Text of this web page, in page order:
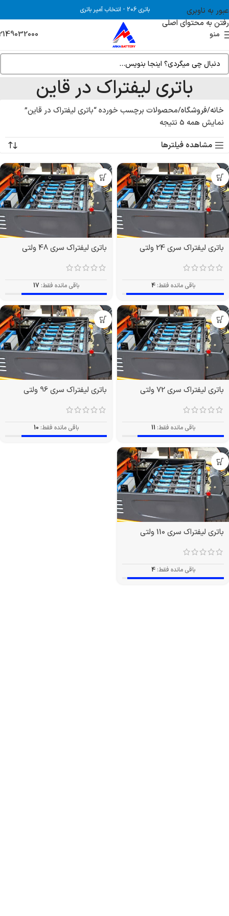
عبور به ناوبری
رفتن به محتوای اصلی
باتری 206 - انتخاب آمپر باتری
منو
باتری لیفتراک در قاین
خانه فروشگاه محصولات برچسب خورده “باتری لیفتراک در قاین”
نمایش همه 5 نتیجه
مشاهده فیلترها
باتری لیفتراک سری 24 ولتی
باقی مانده فقط: 4
باتری لیفتراک سری 48 ولتی
باقی مانده فقط: 17
باتری لیفتراک سری 72 ولتی
باقی مانده فقط: 11
باتری لیفتراک سری 96 ولتی
باقی مانده فقط: 10
باتری لیفتراک سری 110 ولتی
باقی مانده فقط: 4